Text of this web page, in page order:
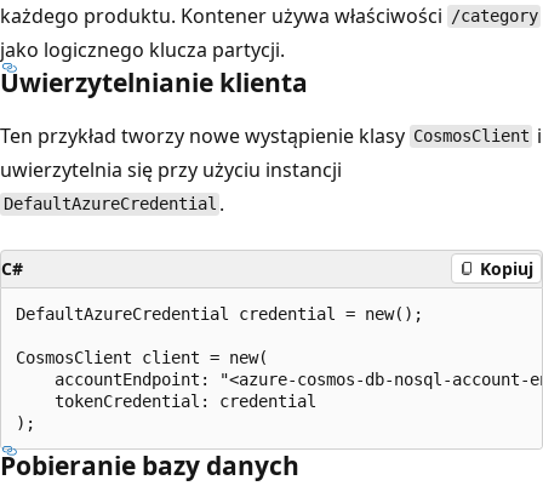
każdego produktu. Kontener używa właściwości /category
jako logicznego klucza partycji.
Uwierzytelnianie klienta
Ten przykład tworzy nowe wystąpienie klasy CosmosClient i
uwierzytelnia się przy użyciu instancji
DefaultAzureCredential .
C# Kopiuj
DefaultAzureCredential credential = new();
CosmosClient client = new(
accountEndpoint: "<azure-cosmos-db-nosql-account-
    tokenCredential: credential
Pobieranie bazy danych